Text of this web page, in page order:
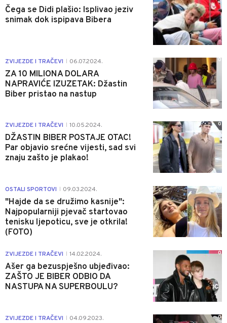
Čega se Didi plašio: Isplivao jeziv
snimak dok ispipava Bibera
ZVIJEZDE I TRAČEVI 06.07.2024.
ZA 10 MILIONA DOLARA
NAPRAVIĆE IZUZETAK: Džastin
Biber pristao na nastup
0
ZVIJEZDE I TRAČEVI 10.05.2024.
DŽASTIN BIBER POSTAJE OTAC!
Par objavio srećne vijesti, sad svi
znaju zašto je plakao!
0
OSTALI SPORTOVI 09.03.2024.
"Hajde da se družimo kasnije":
Najpopularniji pjevač startovao
tenisku ljepoticu, sve je otkrila!
(FOTO)
0
ZVIJEZDE I TRAČEVI 14.02.2024.
Ašer ga bezuspješno ubjeđivao:
ZAŠTO JE BIBER ODBIO DA
NASTUPA NA SUPERBOULU?
0
ZVIJEZDE I TRAČEVI 04.09.2023. 0